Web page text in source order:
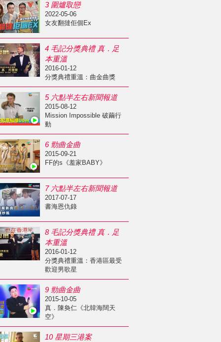
3 圍爐取戀
2022-05-06
女友翻撻佢個Ex
4 毛記分獎典禮 真．足
本重溫
2016-01-12
分獎典禮重溫：曲金曲獎
5 六點半左右新聞報道
2015-08-12
Mission Impossible 破繭行
動
6 勁曲金曲
2015-09-21
FF的s《羞家BABY》
7 六點半左右新聞報道
2017-07-17
書海恩仇錄
8 毛記分獎典禮 真．足
本重溫
2016-01-12
分獎典禮重溫：香港區最受
歡迎男歌星
9 勁曲金曲
2015-10-05
真．陳奐仁《北韓海闊天
空》
10 星期三港案